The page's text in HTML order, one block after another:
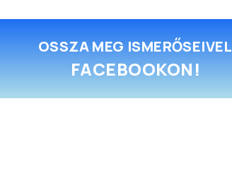
OSSZA MEG ISMERŐSEIVEL
FACEBOOKON!